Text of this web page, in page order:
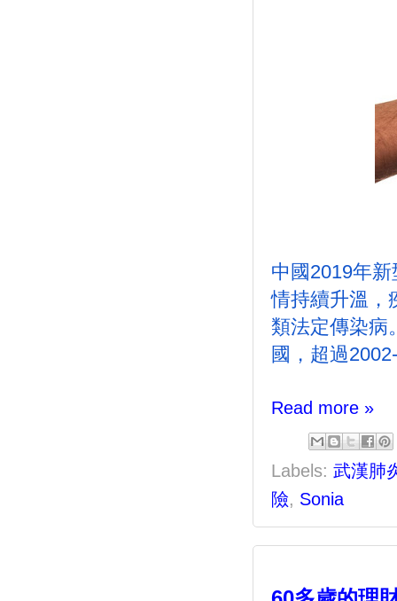
中國2019年新
情持續升溫，
類法定傳染病
國，超過
Read more »
Labels: 武漢肺
險, Sonia